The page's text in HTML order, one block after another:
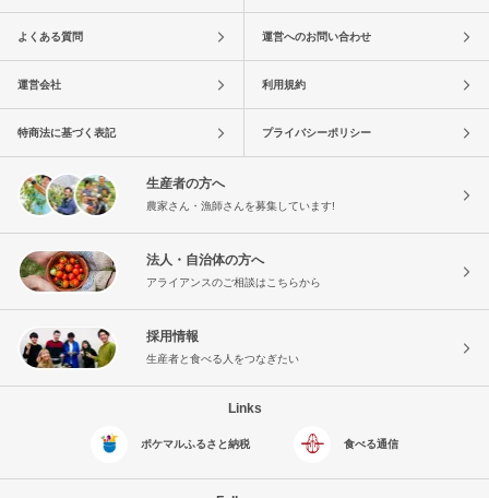
よくある質問 運営へのお問い合わせ
運営会社 利用規約
特商法に基づく表記 プライバシーポリシー
生産者の方へ
農家さん・漁師さんを募集しています!
法人・自治体の方へ
アライアンスのご相談はこちらから
採用情報
生産者と食べる人をつなぎたい
Links
ポケマルふるさと納税 食べる通信